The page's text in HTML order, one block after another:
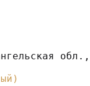
обл.,